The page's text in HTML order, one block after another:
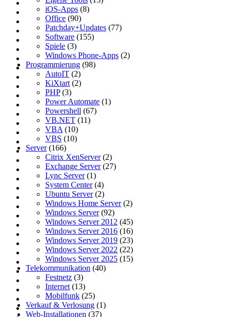
iOS-Apps (8)
Office (90)
Patchday+Updates (77)
Software (155)
Spiele (3)
Windows Phone-Apps (2)
Programmierung (98)
AutoIT (2)
KiXtart (2)
PHP(3)
Power Automate (1)
Powershell (67)
VB.NET (11)
VBA (10)
VBS (10)
Server(166)
Citrix XenServer(2)
Exchange Server(27)
Lync Server(1)
System Center(4)
Ubuntu Server(2)
Windows Home Server(2)
Windows Server(92)
Windows Server 2012 (45)
Windows Server 2016 (16)
Windows Server 2019 (23)
Windows Server 2022 (22)
Windows Server 2025 (15)
Telekommunikation (40)
Festnetz (3)
Internet (13)
Mobilfunk (25)
Verkauf & Verlosung (1)
Web-Installationen (37)